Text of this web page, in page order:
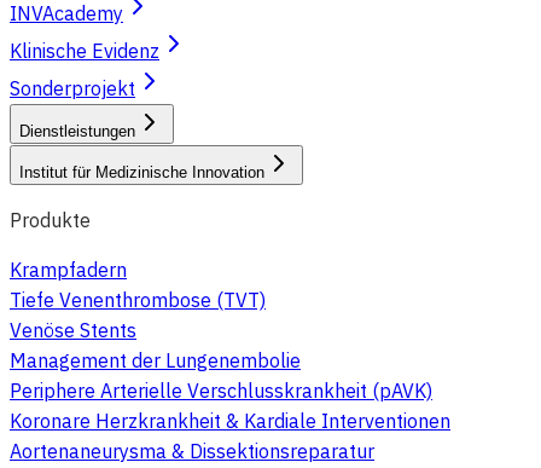
INVAcademy
Klinische Evidenz
Sonderprojekt
Dienstleistungen
Institut für Medizinische Innovation
Produkte
Krampfadern
Tiefe Venenthrombose (TVT)
Venöse Stents
Management der Lungenembolie
Periphere Arterielle Verschlusskrankheit (pAVK)
Koronare Herzkrankheit & Kardiale Interventionen
Aortenaneurysma & Dissektionsreparatur